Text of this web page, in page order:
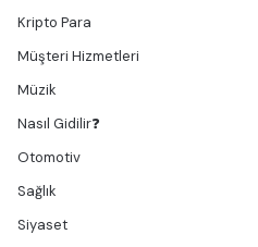
Kripto Para
Müşteri Hizmetleri
Müzik
Nasıl Gidilir❓
Otomotiv
Sağlık
Siyaset